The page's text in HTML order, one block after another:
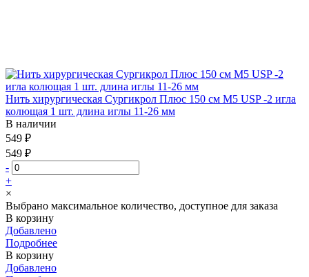
Нить хирургическая Сургикрол Плюс 150 см М5 USP -2 игла
колющая 1 шт. длина иглы 11-26 мм
В наличии
549 ₽
549 ₽
-
+
×
Выбрано максимальное количество, доступное для заказа
В корзину
Добавлено
Подробнее
В корзину
Добавлено